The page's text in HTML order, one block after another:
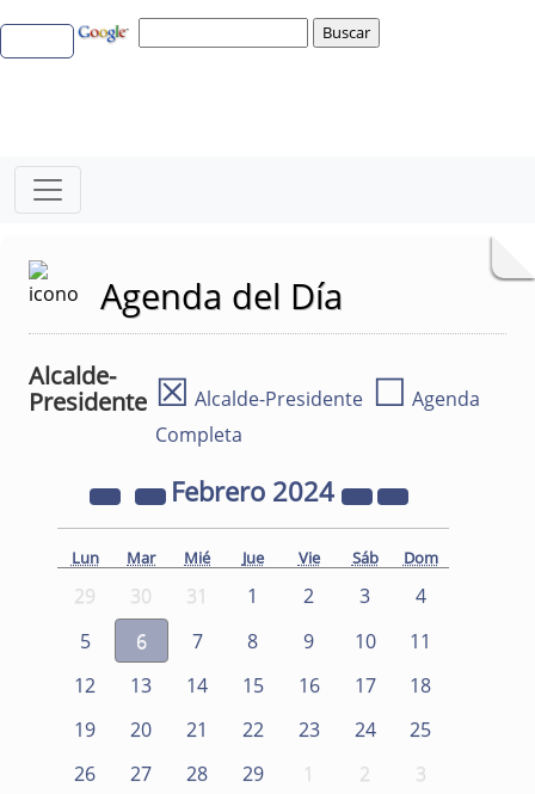
Agenda del Día
Alcalde-
Presidente ☒ Alcalde-Presidente ☐ Agenda
Completa
Febrero 2024
Lun Mar Mié Jue Vie Sáb Dom
29 30 31 1 2 3
4
5
6 7 8 9 10
11
12
13 14 15 16 17
18
19
20 21 22 23 24
25
26
27 28 29 1 2 3